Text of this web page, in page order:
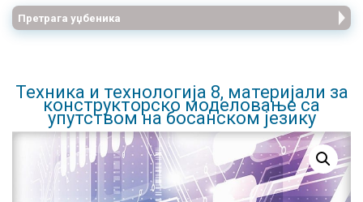
Претрага уџбеника
Техника и технологија 8, материјали за
конструкторско моделовање са
упутством на босанском језику